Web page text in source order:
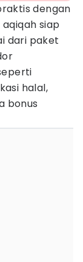
dengan
siap
dari paket
halal,
bonus